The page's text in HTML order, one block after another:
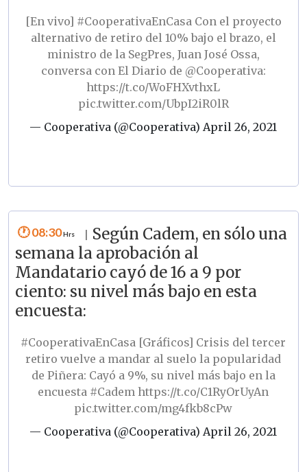
[En vivo] #CooperativaEnCasa Con el proyecto
alternativo de retiro del 10% bajo el brazo, el
ministro de la SegPres, Juan José Ossa,
conversa con El Diario de @Cooperativa:
https://t.co/WoFHXvthxL
pic.twitter.com/UbpI2iR0lR
— Cooperativa (@Cooperativa) April 26, 2021
08:30
Según Cadem, en sólo una
semana la aprobación al
Mandatario cayó de 16 a 9 por
ciento: su nivel más bajo en esta
encuesta:
#CooperativaEnCasa [Gráficos] Crisis del tercer
retiro vuelve a mandar al suelo la popularidad
de Piñera: Cayó a 9%, su nivel más bajo en la
encuesta #Cadem https://t.co/C1RyOrUyAn
pic.twitter.com/mg4fkb8cPw
— Cooperativa (@Cooperativa)April 26, 2021